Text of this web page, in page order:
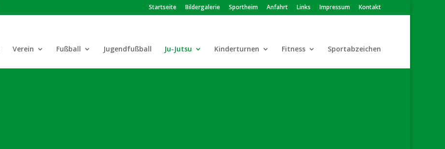
Startseite Bildergalerie Sportheim Anfahrt Links Impressum Kontakt
Verein Fußball Jugendfußball Ju-Jutsu Kinderturnen Fitness Sportabzeichen